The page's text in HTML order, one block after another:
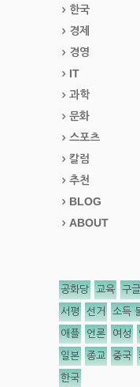
한국
경제
경영
IT
과학
문화
스포츠
칼럼
추천
BLOG
ABOUT
공화당 교육 구글
서평 선거 소득
애플 언론 여성
일본 종교 중국
한국